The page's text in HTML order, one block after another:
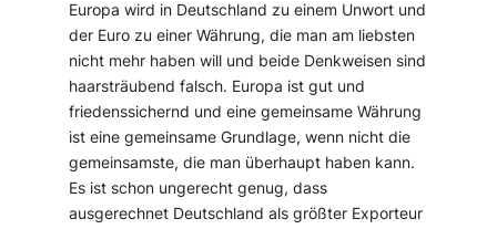
Europa wird in Deutschland zu einem Unwort und
der Euro zu einer Währung, die man am liebsten
nicht mehr haben will und beide Denkweisen sind
haarsträubend falsch. Europa ist gut und
friedenssichernd und eine gemeinsame Währung
ist eine gemeinsame Grundlage, wenn nicht die
gemeinsamste, die man überhaupt haben kann.
Es ist schon ungerecht genug, dass
ausgerechnet Deutschland als größter Exporteur